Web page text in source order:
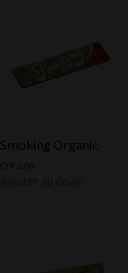
Smoking Organic
CHF 2.00